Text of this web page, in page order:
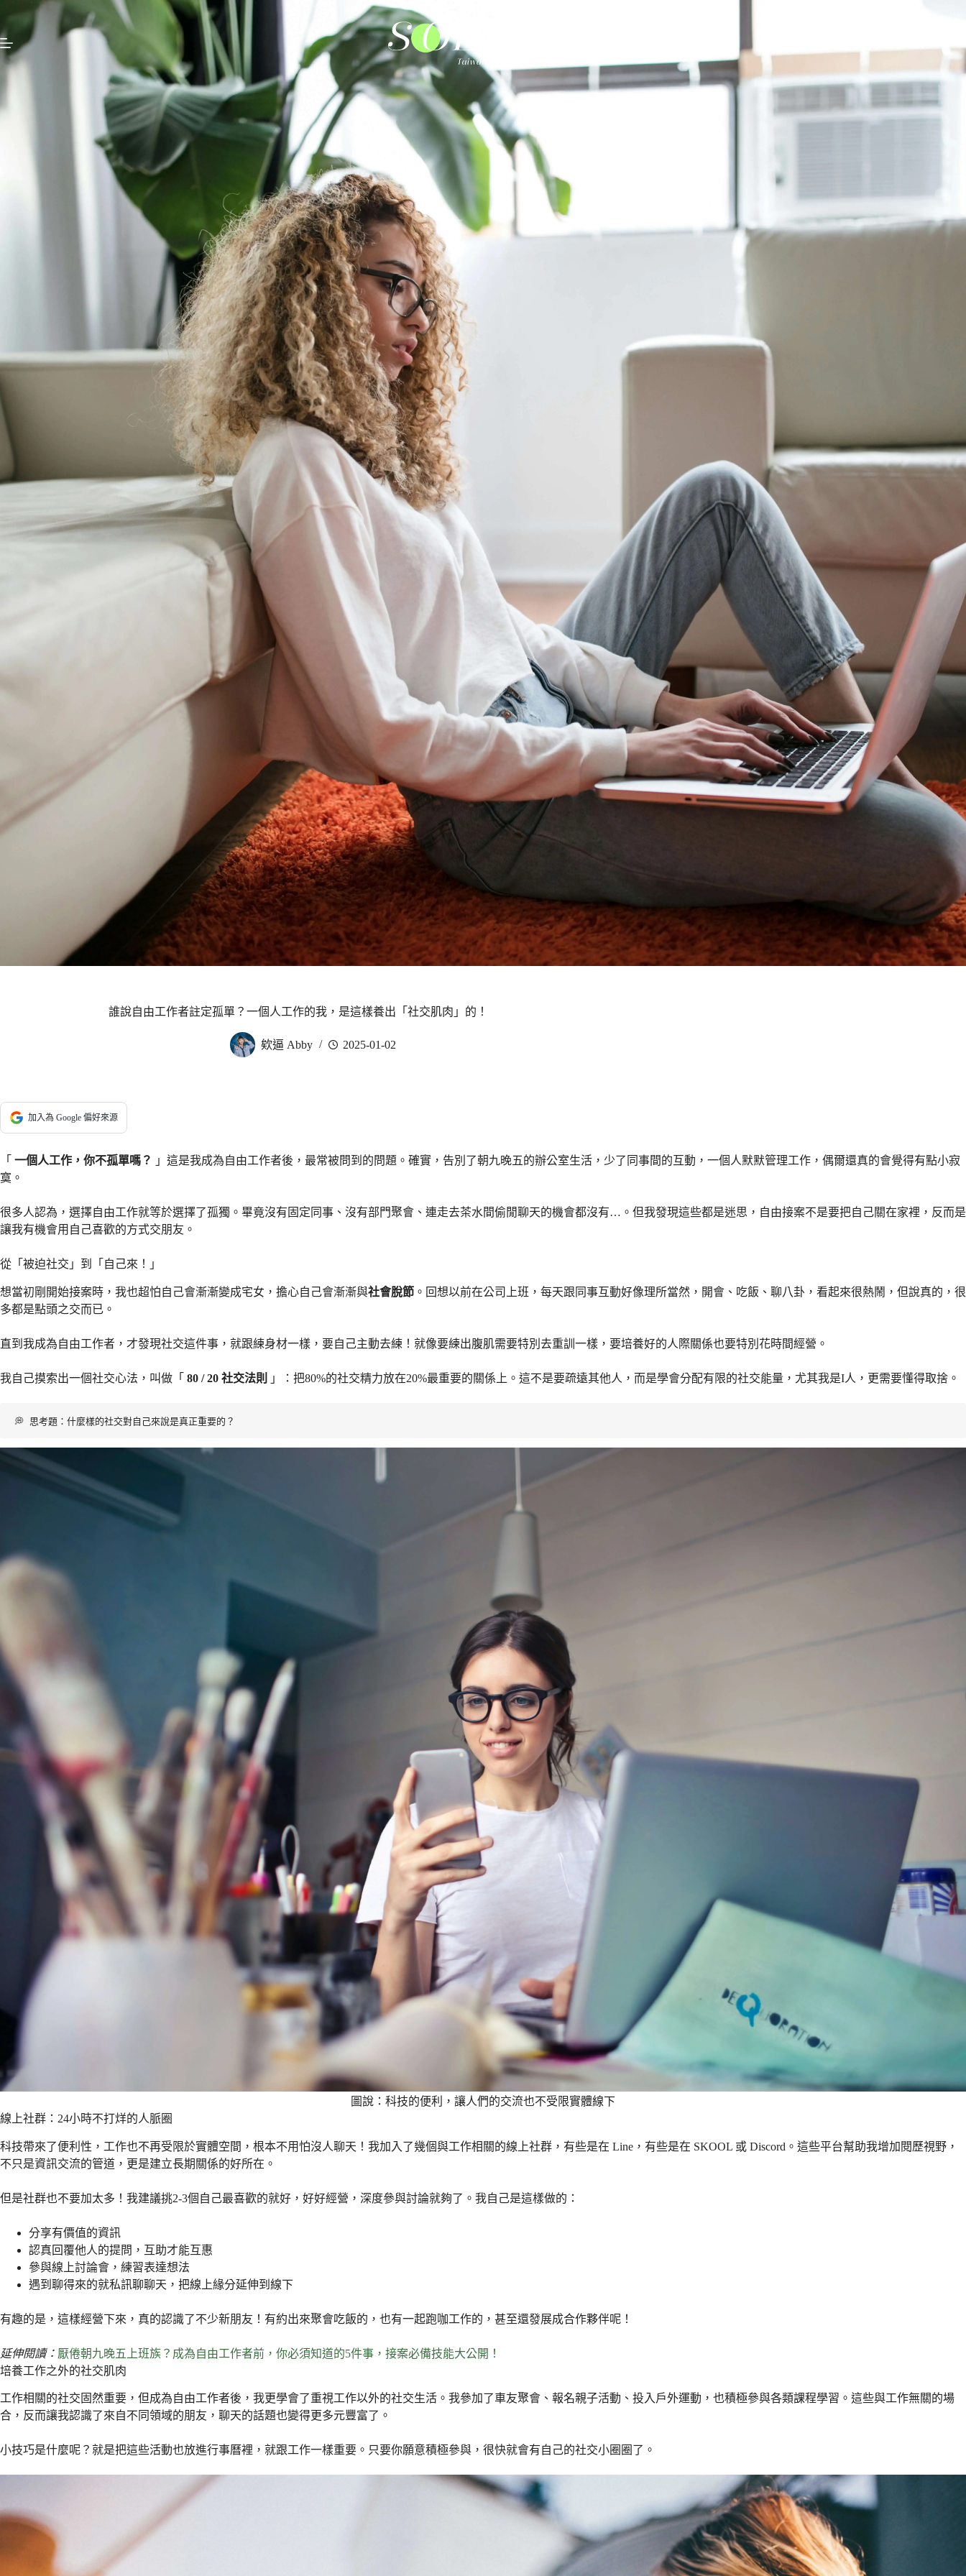
誰說自由工作者註定孤單？一個人工作的我，是這樣養出「社交肌肉」的！
欸逼 Abby 2025-01-02
加入為 Google 偏好來源
「 一個人工作，你不孤單嗎？
」這是我成為自由工作者後，最常被問到的問題。確實，告別了朝九晚五的辦公室生活，少了同事間的互動，一個人默默管理工作，偶爾還真的會覺得有點小寂
寞。
很多人認為，選擇自由工作就等於選擇了孤獨。畢竟沒有固定同事、沒有部門聚會、連走去茶水間偷閒聊天的機會都沒有…。但我發現這些都是迷思，自由接案不是要把自己關在家裡，反而是
讓我有機會用自己喜歡的方式交朋友。
從「被迫社交」到「自己來！」
想當初剛開始接案時，我也超怕自己會漸漸變成宅女，擔心自己會漸漸與社會脫節 。回想以前在公司上班，每天跟同事互動好像理所當然，開會、吃飯、聊八卦，看起來很熱鬧，但說真的，很
多都是點頭之交而已。
直到我成為自由工作者，才發現社交這件事，就跟練身材一樣，要自己主動去練！就像要練出腹肌需要特別去重訓一樣，要培養好的人際關係也要特別花時間經營。
我自己摸索出一個社交心法，叫做「 80 / 20 社交法則 」：把80%的社交精力放在20%最重要的關係上。這不是要疏遠其他人，而是學會分配有限的社交能量，尤其我是I人，更需要懂得取捨。
💭 思考題：什麼樣的社交對自己來說是真正重要的？
圖說：科技的便利，讓人們的交流也不受限實體線下
線上社群：24小時不打烊的人脈圈
科技帶來了便利性，工作也不再受限於實體空間，根本不用怕沒人聊天！我加入了幾個與工作相關的線上社群，有些是在 Line，有些是在 SKOOL 或 Discord。這些平台幫助我增加閱歷視野，
不只是資訊交流的管道，更是建立長期關係的好所在。
但是社群也不要加太多！我建議挑2-3個自己最喜歡的就好，好好經營，深度參與討論就夠了。我自己是這樣做的：
分享有價值的資訊
認真回覆他人的提問，互助才能互惠
參與線上討論會，練習表達想法
遇到聊得來的就私訊聊聊天，把線上緣分延伸到線下
有趣的是，這樣經營下來，真的認識了不少新朋友！有約出來聚會吃飯的，也有一起跑咖工作的，甚至還發展成合作夥伴呢！
延伸閱讀： 厭倦朝九晚五上班族？成為自由工作者前，你必須知道的5件事，接案必備技能大公開！
培養工作之外的社交肌肉
工作相關的社交固然重要，但成為自由工作者後，我更學會了重視工作以外的社交生活。我參加了車友聚會、報名親子活動、投入戶外運動，也積極參與各類課程學習。這些與工作無關的場
合，反而讓我認識了來自不同領域的朋友，聊天的話題也變得更多元豐富了。
小技巧是什麼呢？就是把這些活動也放進行事曆裡，就跟工作一樣重要。只要你願意積極參與，很快就會有自己的社交小圈圈了。